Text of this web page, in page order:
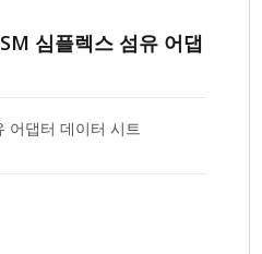
심플렉스 섬유 어댑
어댑터 데이터 시트